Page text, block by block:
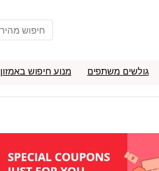
גולשים משתפים מנוע חיפוש באמזון